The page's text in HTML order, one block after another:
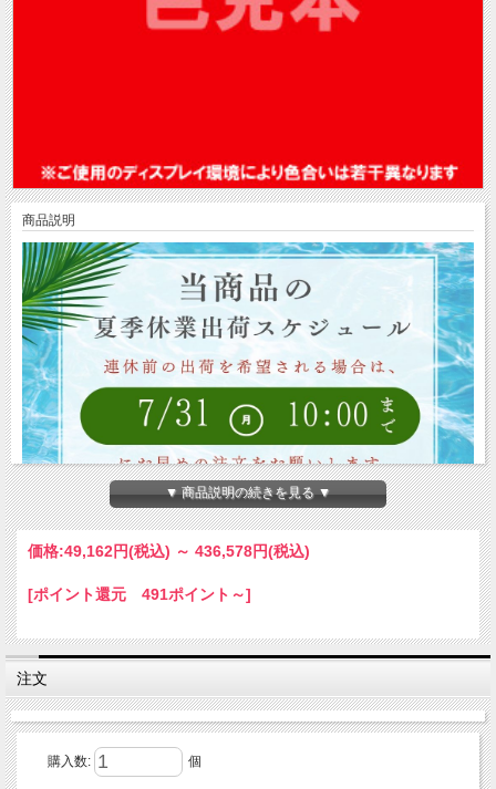
商品説明
▼ 商品説明の続きを見る ▼
価格:49,162円(税込) ～ 436,578円(税込)
[ポイント還元 491ポイント～]
注文
購入数: 個